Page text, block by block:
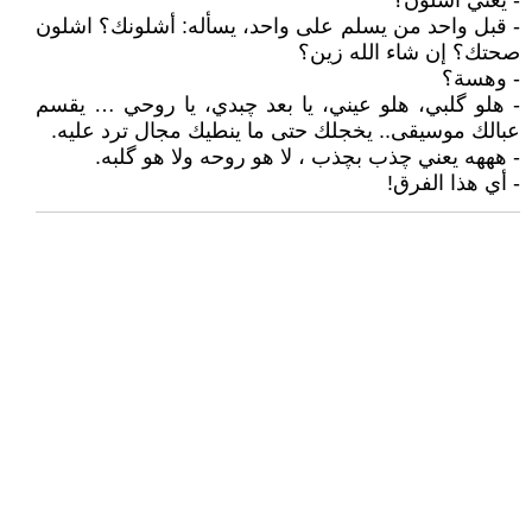
- قبل واحد من يسلم على واحد، يسأله: أشلونك؟ اشلون
صحتك؟ إن شاء الله زين؟
- وهسة؟
- هلو گلبي، هلو عيني، يا بعد چبدي، يا روحي … يقسم
عبالك موسيقى.. يخجلك حتى ما ينطيك مجال ترد عليه.
- هههه يعني چذب بچذب ، لا هو روحه ولا هو گلبه.
- أي هذا الفرق!